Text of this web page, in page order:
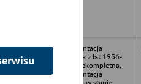
dokumentacja
osobowa z lat 1956-
1965 niekompletna,
dokumentacja